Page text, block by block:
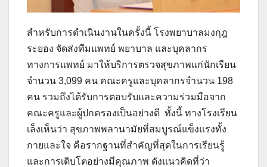
สำหรับการดำเนินงานในครั้งนี้ โรงพยาบาลมงกุฎ
ระยอง จัดส่งทีมแพทย์ พยาบาล และบุคลากร
ทางการแพทย์ มาให้บริการตรวจสุขภาพแก่นักเรียน
จำนวน 3,099 คน คณะครูและบุคลากรจำนวน 198
คน รวมถึงได้รับการตอบรับและความร่วมมือจาก
คณะครูและผู้ปกครองเป็นอย่างดี ทั้งนี้ ทางโรงเรียน
เล็งเห็นว่า สุขภาพพลานามัยที่สมบูรณ์แข็งแรงทั้ง
กายและใจ คือรากฐานที่สำคัญที่สุดในการเรียนรู้
และการเติบโตอย่างมีคุณภาพ ดังแนวคิดที่ว่า